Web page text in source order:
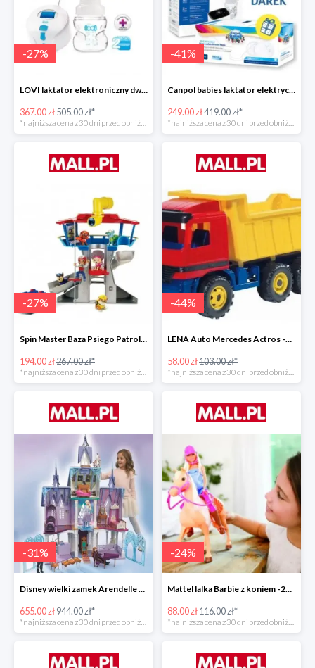
-27%
LOVI laktator elektroniczny dwufazowy Prolactis -27%
367.00 zł505.00 zł*
-41%
Canpol babies laktator elektryczny EASY NATURAL -40%
249.00 zł419.00 zł*
-27%
Spin Master Baza Psiego Patrolu -27%
194.00 zł267.00 zł*
*najniższa cena z 30 dni przed obniżką
-44%
LENA Auto Mercedes Actros -43%
58.00 zł103.00 zł*
*najniższa cena z 30 dni przed obniżką
-31%
Disney wielki zamek Arendelle Frozen 2 -30%
655.00 zł944.00 zł*
-24%
Mattel lalka Barbie z koniem -24%
88.00 zł116.00 zł*